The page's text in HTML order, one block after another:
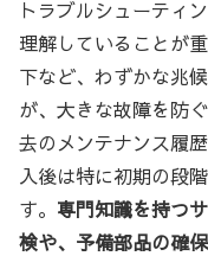
トラブルシューティ
理解していることが
下など、わずかな兆
が、大きな故障を防
去のメンテナンス履
入後は特に初期の段
す。 専門知識を持つ
検や、予備部品の確